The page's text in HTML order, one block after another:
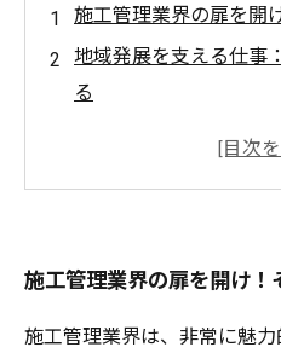
施工管理業界の扉を開
地域発展を支える仕事
る
プロジェクトの成功は
完成した建物を見る喜
う感動
施工管理業界の扉を開け！
施工管理業界は、非常に魅